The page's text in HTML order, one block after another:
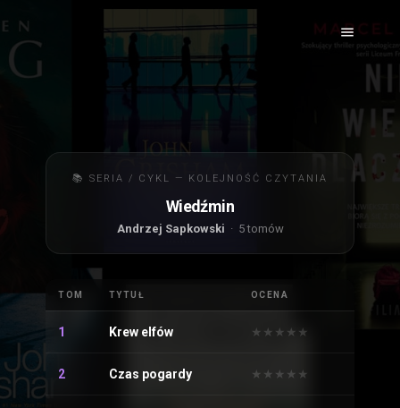
📚 SERIA / CYKL — KOLEJNOŚĆ CZYTANIA
Wiedźmin
Andrzej Sapkowski · 5 tomów
TOM TYTUŁ OCENA
1 Krew elfów ★
★ ★
★ ★
★ ★
★ ★
★
2 Czas pogardy ★
★ ★
★ ★
★ ★
★ ★
★